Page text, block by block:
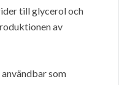
till glycerol och
av
som